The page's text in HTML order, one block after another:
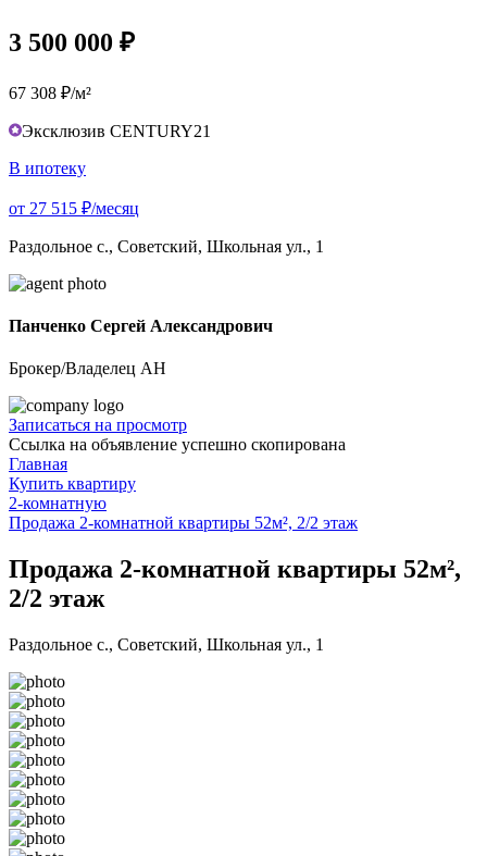
3 500 000 ₽
67 308 ₽/м²
Эксклюзив CENTURY21
В ипотеку
от 27 515 ₽/месяц
Раздольное с., Советский, Школьная ул., 1
Панченко Сергей Александрович
Брокер/Владелец АН
Записаться на просмотр
Ссылка на объявление успешно скопирована
Главная
Купить квартиру
2-комнатную
Продажа 2-комнатной квартиры 52м², 2/2 этаж
Продажа 2-комнатной квартиры 52м²,
2/2 этаж
Раздольное с., Советский, Школьная ул., 1